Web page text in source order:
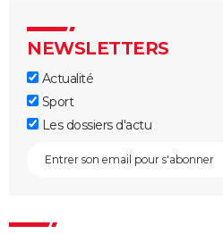
NEWSLETTERS
Actualité
Sport
Les dossiers d'actu